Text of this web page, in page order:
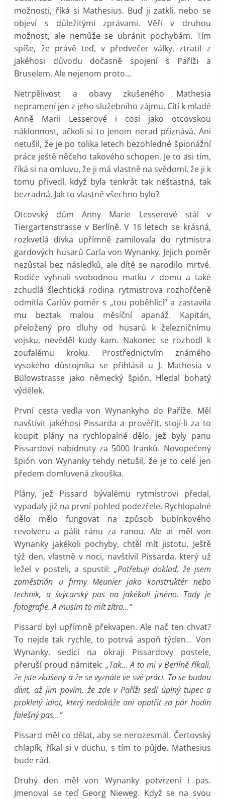
možnosti, říká si Mathesius. Buď ji zatkli, nebo se
objeví s důležitými zprávami. Věří v druhou
možnost, ale nemůže se ubránit pochybám. Tím
spíše, že právě teď, v předvečer války, ztratil z
jakéhosi důvodu dočasně spojení s Paříži a
Bruselem. Ale nejenom proto…
Netrpělivost a obavy zkušeného Mathesia
nepramení jen z jeho služebního zájmu. Cítí k mladé
Anně Marii Lesserové i cosi jako otcovskou
náklonnost, ačkoli si to jenom nerad přiznává. Ani
netušil, že je po tolika letech bezohledné špionážní
práce ještě něčeho takového schopen. Je to asi tím,
říká si na omluvu, že ji má vlastně na svědomí, že ji k
tomu přivedl, když byla tenkrát tak nešťastná, tak
bezradná. Jak to vlastně všechno bylo?
Otcovský dům Anny Marie Lesserové stál v
Tiergartenstrasse v Berlíně. V 16 letech se krásná,
rozkvetlá dívka upřímně zamilovala do rytmistra
gardových husarů Carla von Wynanky. Jejich poměr
nezůstal bez následků, ale dítě se narodilo mrtvé.
Rodiče vyhnali svobodnou matku z domu a také
zchudlá šlechtická rodina rytmistrova rozhořčeně
odmítla Carlův poměr s „tou poběhlicí“ a zastavila
mu beztak malou měsíční apanáž. Kapitán,
přeložený pro dluhy od husarů k železničnímu
vojsku, nevěděl kudy kam. Nakonec se rozhodl k
zoufalému kroku. Prostřednictvím známého
vysokého důstojníka se přihlásil u J. Mathesia v
Bülowstrasse jako německý špión. Hledal bohatý
výdělek.
První cesta vedla von Wynankyho do Paříže. Měl
navštívit jakéhosi Pissarda a prověřit, stojí-li za to
koupit plány na rychlopalné dělo, jež byly panu
Pissardovi nabídnuty za 5000 franků. Novopečený
špión von Wynanky tehdy netušil, že je to celé jen
předem domluvená zkouška.
Plány, jež Pissard bývalému rytmistrovi předal,
vypadaly již na první pohled podezřele. Rychlopalné
dělo mělo fungovat na způsob bubínkového
revolveru a pálit ránu za ranou. Ale ať měl von
Wynanky jakékoli pochyby, chtěl mít jistotu. Ještě
týž den, vlastně v noci, navštívil Pissarda, který už
ležel v posteli, a spustil: „Potřebuji doklad, že jsem
zaměstnán u firmy Meunier jako konstruktér nebo
technik, a švýcarský pas na jakékoli jméno. Tady je
fotografie. A musím to mít zítra…“
Pissard byl upřímně překvapen. Ale nač ten chvat?
To nejde tak rychle, to potrvá aspoň týden… Von
Wynanky, sedící na okraji Pissardovy postele,
přeruší proud námitek:„Tak… A to mi v Berlíně říkali,
že jste zkušený a že se vyznáte ve své práci. To se budou
divit, až jim povím, že zde v Paříži sedí úplný tupec a
prokletý idiot, který nedokáže ani opatřit za pár hodin
falešný pas…“
Pissard měl co dělat, aby se nerozesmál. Čertovský
chlapík, říkal si v duchu, s tím to půjde. Mathesius
bude rád.
Druhý den měl von Wynanky potvrzení i pas.
Jmenoval se teď Georg Nieweg. Když se na svou